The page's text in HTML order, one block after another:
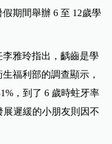
期間舉辦 6 至 12歲學
雅玲指出，齲齒是學
福利部的調查顯示，
，到了 6 歲時蛀牙率
展遲緩的小朋友則因不